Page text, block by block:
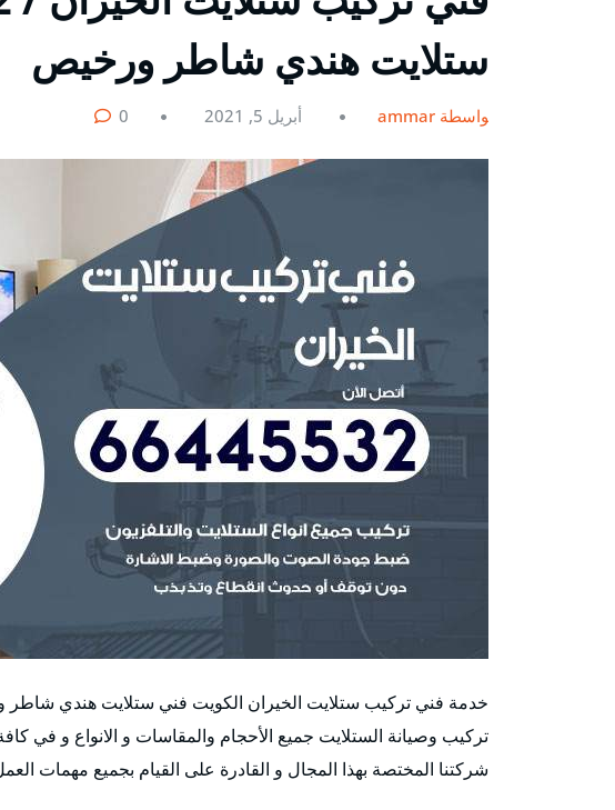
ستلايت هندي شاطر ورخيص
بواسطة ammar أبريل 5, 2021 0
خدمة فني تركيب ستلايت الخيران الكويت فني ستلايت هندي
تركيب وصيانة الستلايت جميع الأحجام والمقاسات و الانواع و
شركتنا المختصة بهذا المجال و القادرة على القيام بجميع مهمات